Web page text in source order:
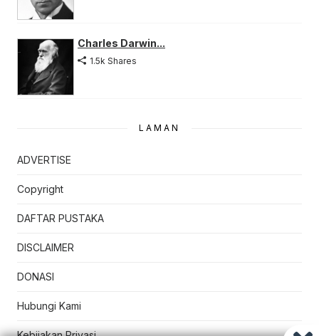
Charles Darwin...
1.5k Shares
LAMAN
ADVERTISE
Copyright
DAFTAR PUSTAKA
DISCLAIMER
DONASI
Hubungi Kami